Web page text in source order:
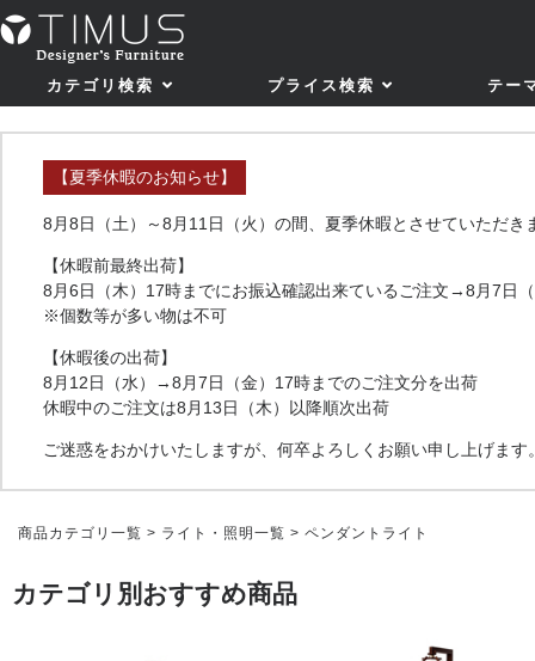
カテゴリ検索 プライス検索 テー
【夏季休暇のお知らせ】
8月8日（土）～8月11日（火）の間、夏季休暇とさせていただき
【休暇前最終出荷】
8月6日（木）17時までにお振込確認出来ているご注文→8月7日
※個数等が多い物は不可
【休暇後の出荷】
8月12日（水）→8月7日（金）17時までのご注文分を出荷
休暇中のご注文は8月13日（木）以降順次出荷
ご迷惑をおかけいたしますが、何卒よろしくお願い申し上げます
商品カテゴリ一覧 > ライト・照明一覧 > ペンダントライト
カテゴリ別おすすめ商品